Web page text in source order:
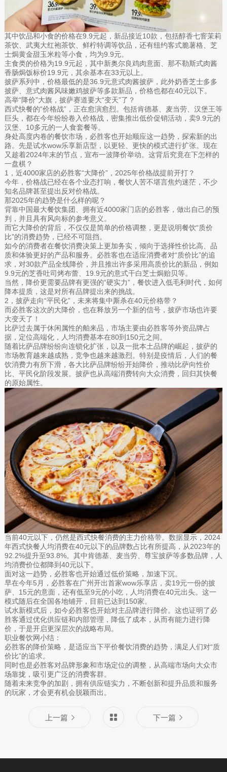
其中饮品和小食的价格在9.9元起，新品接近10款，包括醇香七窨茉莉
茶饮、武夷大红袍茶饮、鲜柠特调等饮品，还有纽约客式脆薯格、芝
士焗黄金甜玉米粒等小食，均为9.9元。
主食类的价格为19.9元起，其中新奥尔良鸡肉意面、那不勒斯式肉酱
香肠焗饭标价19.9元，其余基本在33元以上。
披萨系列中，价格最低的是36.9元意式肉酱披萨，此外奶香芝士多多
披萨、意式肉酱风味嫩鸡披萨等多款新品，价格也都在40元以下。
高举“降价”大旗，披萨赛道要大“变天”了？
西式快餐的“价格战”，正在愈演愈烈。包括肯德基、麦当劳、汉堡王等
巨头，都在今年纷纷卷入价格战，密集推出低价促销活动，卖9.9元的
汉堡、10多元的一人食套餐等。
身处高度内卷的餐饮市场，必胜客也开始顺应这一趋势，探索新的出
路。先是试水wow乐享新店型，以更轻、更快的模式进行扩张。现在
又趁着2024年末的节点，宣布一波降价举动。这背后究竟在下怎样的
一盘棋？
1，近4000家店的必胜客“大降价”，2025年价格战提前开打？
今年，价格战已经在各个业态打响，餐饮人苦不堪言焦灼迷茫，不少
知名品牌甚至提出反对价格战。
那2025年的趋势是什么样的呢？
背靠中国最大餐饮集团、拥有近4000家门店的必胜客，做出自己的预
判，并且具有风向标的参考意义。
而它大降价的背后，不仅仅是简单的价格调整，更是说明餐饮“质价
比”的消费趋势，已经不可阻挡。
如今的消费者在餐饮消费决策上更加务实，倾向于选择性价比高、品
质和体验更好的产品和服务。必胜客也在适应消费者对“质价比”的追
求，对30款产品全线降价，并且推出许多采用高质价比的新品，例如
9.9元的芝香吐司烤布蕾、19.9元的意式干白芝士焗贻贝等。
当然，降价更需要品牌有更强的“硬实力”，餐饮进入低毛利时代，如何
降本提质，这是对所有品牌提出来的挑战。
2，披萨走向“平民化”，未来将集中厮杀在40元价格带？
而必胜客这次的大降价，也在释放另一个新的信号，披萨市场也许要
大变天了！
比萨过去属于休闲属性的舶来品，市场主要由必胜客等外资品牌占
据，定位高端化，人均消费基本在80到150元之间。
随着比萨品牌纷纷向连锁化扩张，以及一批本土品牌的崛起，披萨的
市场教育越来越成熟，竞争也越来越激烈。特别是疫情后，人们的餐
饮消费力有所下滑，各大比萨品牌纷纷开始降价，推动比萨向性价
比、平民化阶段发展。披萨也从高端消费转向大众消费，回归其快餐
的原始属性。
当前40元以下，仍然是西式快餐消费的主力价格带。数据显示，2024
年西式快餐人均消费在40元以下的品牌数占比有所提高，从2023年的
92.2%提升至93.8%。其中肯德基、麦当劳、尊宝披萨等多数品牌，人
均消费价位都降到40元以下。
面对这一趋势，必胜客也开始通过低价策略，加速下沉。
早在今年5月，必胜客在广州开出首家wow乐享店，卖19元一份的披
萨、15元的意面，还有低至9元的小吃，人均消费在40元出头。这一
模式随后在全国各地铺开，目前已达到150家。
试水新模式后，如今必胜客也开始对主品牌进行降价。这也证明了必
胜客通过优化供应链和内部管理，降低了成本，从而有能力进行降
价，于是开启更深层次的战略布局。
职业餐饮网小结：
必胜客的降价策略，是适应当下平价餐饮消费的趋势，满足人们对“质
价比”的追求。
同时也是必胜客对品牌形象和市场定位的调整，从高端市场向大众市
场靠拢，吸引更广泛的消费客群。
随着未来竞争的加剧，拥有供应链实力，不断创新和提升品质和服务
的玩家，才会更有机会脱颖而出。
上一篇 下一篇